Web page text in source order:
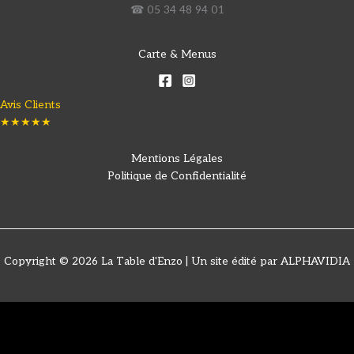
☎ 05 34 48 94 01
Carte & Menus
Avis Clients
★★★★★
Mentions Légales
Politique de Confidentialité
Copyright © 2026 La Table d'Enzo | Un site édité par ALPHAVIDIA